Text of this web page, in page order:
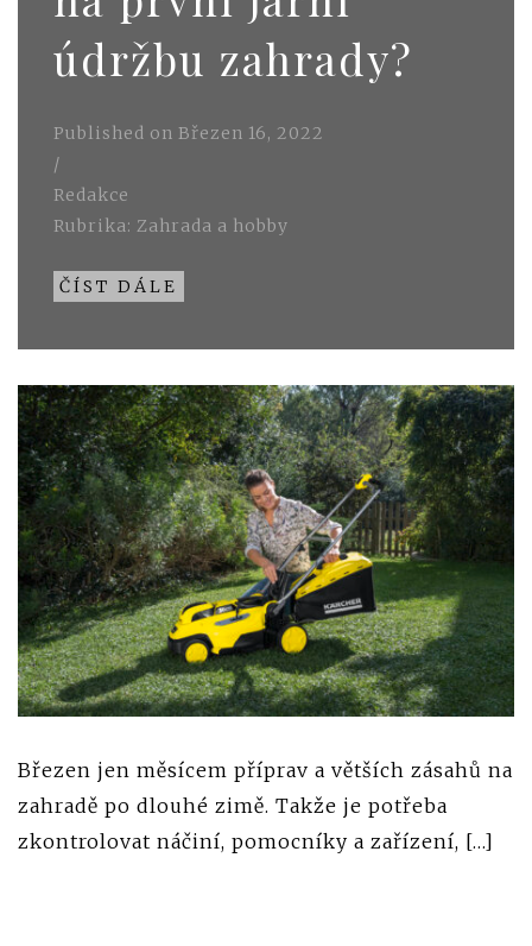
údržbu zahrady?
Published on Březen 16, 2022
/
Redakce
Rubrika: Zahrada a hobby
ČÍST DÁLE
Březen jen měsícem příprav a větších zásahů na
zahradě po dlouhé zimě. Takže je potřeba
zkontrolovat náčiní, pomocníky a zařízení, […]